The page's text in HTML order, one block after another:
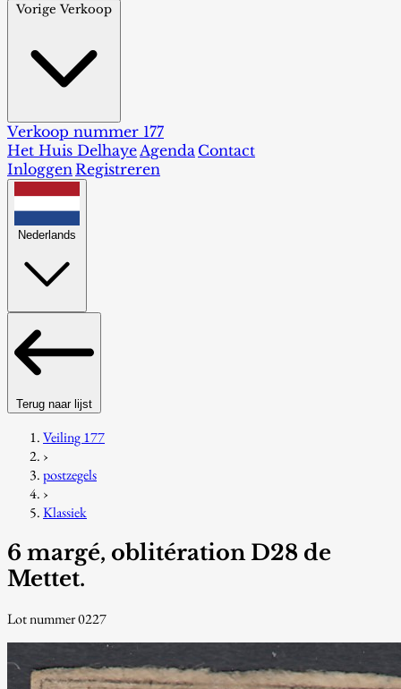
Vorige Verkoop
Verkoop nummer 177
Het Huis DelhayeAgenda Contact
InloggenRegistreren
Nederlands
Terug naar lijst
Veiling 177
›
postzegels
›
Klassiek
6 margé, oblitération D28 de
Mettet.
Lot nummer 0227